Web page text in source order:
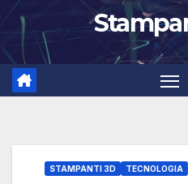
STAMPANTI 3D TECNOLOGIA